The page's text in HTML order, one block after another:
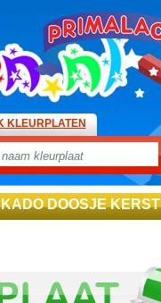
KLEURPLATEN
DOOSJE KERST